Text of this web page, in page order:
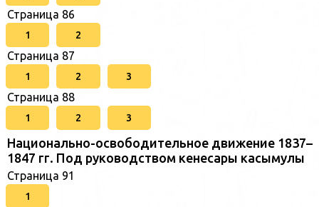
Страница 86
1 2
Страница 87
1 2 3
Страница 88
1 2 3
Национально-освободительное движение 1837–
1847 гг. Под руководством кенесары касымулы
Страница 91
1